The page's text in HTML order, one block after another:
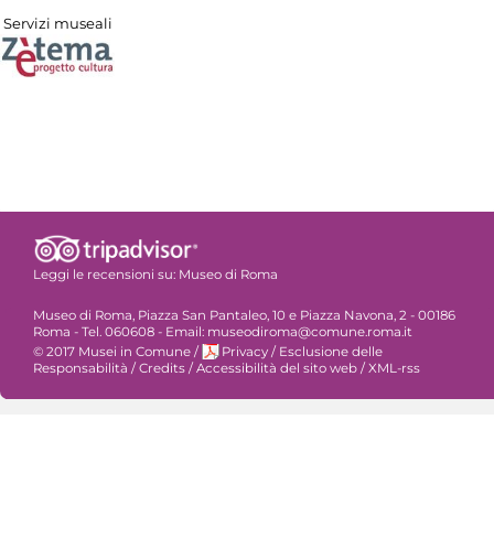
Servizi museali
Leggi le recensioni su: Museo di Roma
Museo di Roma, Piazza San Pantaleo, 10 e Piazza Navona, 2 - 00186
Roma - Tel. 060608 - Email: museodiroma@comune.roma.it
© 2017 Musei in Comune / Privacy / Esclusione delle
Responsabilità / Credits / Accessibilità del sito web / XML-rss